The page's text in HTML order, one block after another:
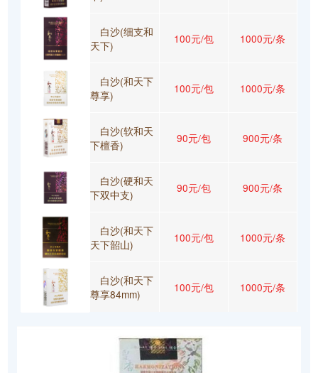
白沙(细支和
天下)
100元/包 1000元/条
白沙(和天下
尊享)
100元/包 1000元/条
白沙(软和天
下檀香)
90元/包 900元/条
白沙(硬和天
下双中支)
90元/包 900元/条
白沙(和天下
天下韶山)
100元/包 1000元/条
白沙(和天下
尊享84mm)
100元/包 1000元/条